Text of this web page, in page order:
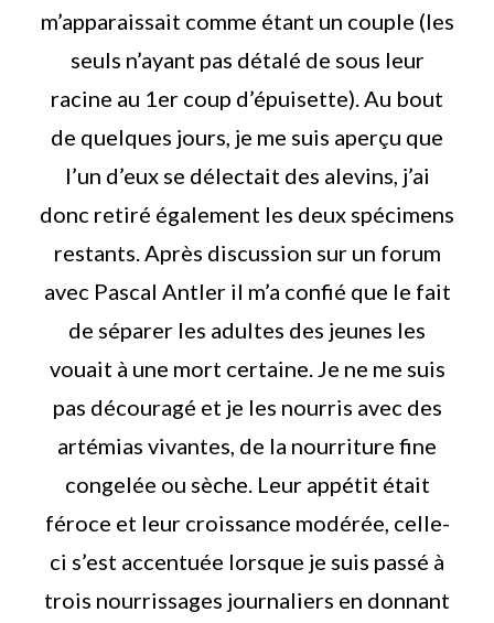
m’apparaissait comme étant un couple (les
seuls n’ayant pas détalé de sous leur
racine au 1er coup d’épuisette). Au bout
de quelques jours, je me suis aperçu que
l’un d’eux se délectait des alevins, j’ai
donc retiré également les deux spécimens
restants. Après discussion sur un forum
avec Pascal Antler il m’a confié que le fait
de séparer les adultes des jeunes les
vouait à une mort certaine. Je ne me suis
pas découragé et je les nourris avec des
artémias vivantes, de la nourriture fine
congelée ou sèche. Leur appétit était
féroce et leur croissance modérée, celle-
ci s’est accentuée lorsque je suis passé à
trois nourrissages journaliers en donnant